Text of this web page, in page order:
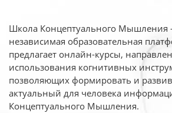
Школа Концептуального Мышления
независимая образовательная
предлагает онлайн-курсы,
использования когнитивных
позволяющих формировать и
актуальный для человека
Концептуального Мышления.